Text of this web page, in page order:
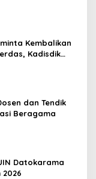
Kembalikan
Kadisdik
Beasiswa
dan Tendik
Beragama
Datokarama